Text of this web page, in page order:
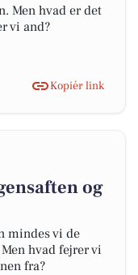
Men hvad er det
vi and?
Kopiér link
og
mindes vi de
hvad fejrer vi
fra?